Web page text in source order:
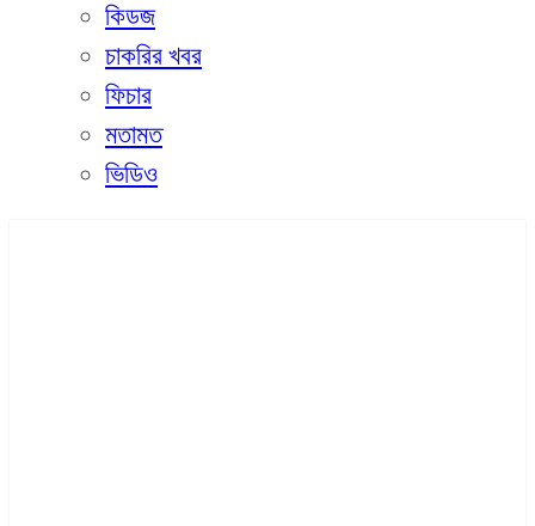
কিডজ
চাকরির খবর
ফিচার
মতামত
ভিডিও